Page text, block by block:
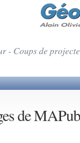
- Coups de
de